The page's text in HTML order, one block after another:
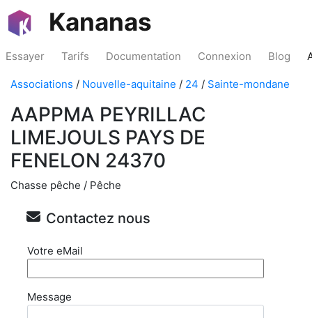
Kananas
Essayer Tarifs Documentation Connexion Blog
Associations / Nouvelle-aquitaine / 24 / Sainte-mondane
AAPPMA PEYRILLAC
LIMEJOULS PAYS DE
FENELON 24370
Chasse pêche / Pêche
Contactez nous
Votre eMail
Message